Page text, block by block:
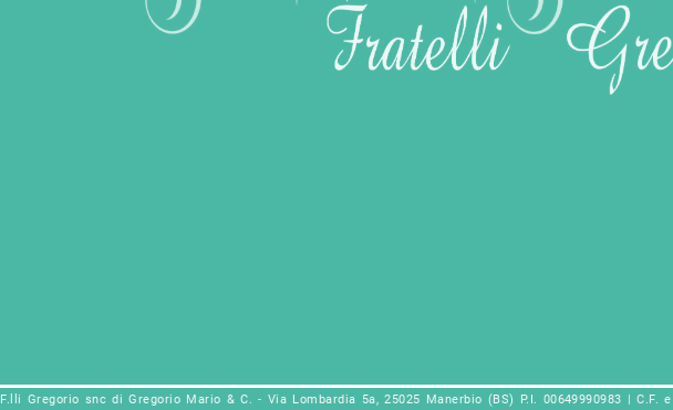
F.lli Gregorio snc di Gregorio Mario & C. - Via Lombardia 5a, 25025 Manerbio (BS) P.I. 00649990983 | C.F.